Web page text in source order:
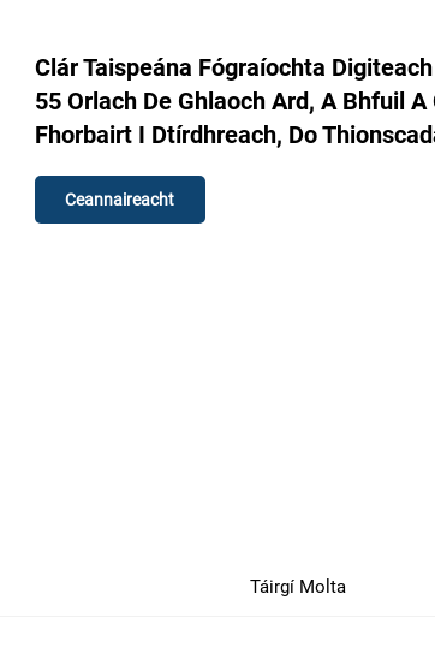
Clár Taispeána Fógraíochta
55 Orlach De Ghlaoch Ard, A Bhfuil A
Fhorbairt I Dtírdhreach, Do
Ceannaireacht
Táirgí Molta